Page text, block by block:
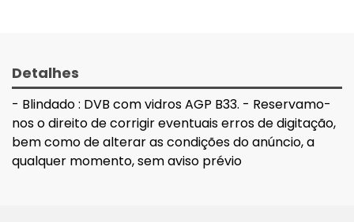
Detalhes
- Blindado : DVB com vidros AGP B33. - Reservamo-
nos o direito de corrigir eventuais erros de digitação,
bem como de alterar as condições do anúncio, a
qualquer momento, sem aviso prévio